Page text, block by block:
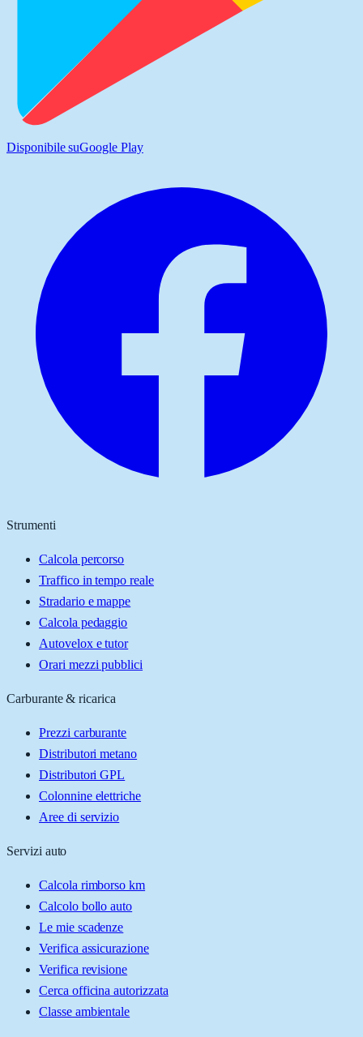
Disponibile suGoogle Play
Strumenti
Calcola percorso
Traffico in tempo reale
Stradario e mappe
Calcola pedaggio
Autovelox e tutor
Orari mezzi pubblici
Carburante & ricarica
Prezzi carburante
Distributori metano
Distributori GPL
Colonnine elettriche
Aree di servizio
Servizi auto
Calcola rimborso km
Calcolo bollo auto
Le mie scadenze
Verifica assicurazione
Verifica revisione
Cerca officina autorizzata
Classe ambientale